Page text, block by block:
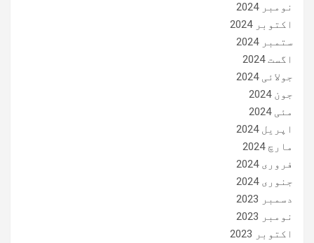
نومبر 2024
اکتوبر 2024
ستمبر 2024
اگست 2024
جولائی 2024
جون 2024
مئی 2024
اپریل 2024
مارچ 2024
فروری 2024
جنوری 2024
دسمبر 2023
نومبر 2023
اکتوبر 2023